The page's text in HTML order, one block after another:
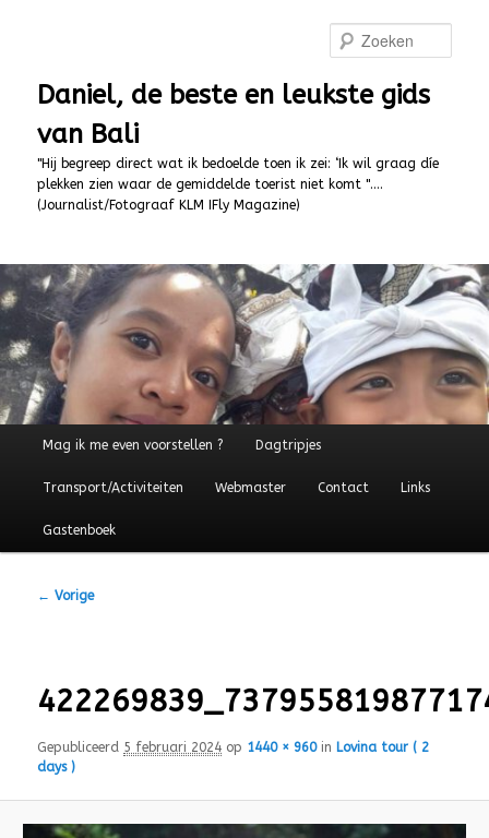
primaire
inhoudDaniel, de beste en leukste gids
van Bali
"Hij begreep direct wat ik bedoelde toen ik zei: ‘Ik wil graag díe
plekken zien waar de gemiddelde toerist niet komt "….
(Journalist/Fotograaf KLM IFly Magazine)
Hoofdmenu
Mag ik me even voorstellen ? Dagtripjes
Transport/Activiteiten Webmaster Contact Links
Gastenboek
Afbeeldingsnavigatie
← Vorige
Gepubliceerd 5 februari 2024 op 1440 × 960in Lovina tour ( 2
days )